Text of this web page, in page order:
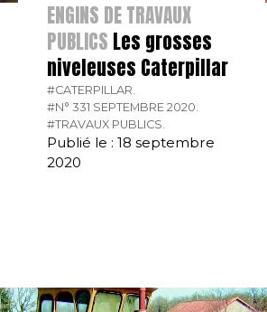
ENGINS DE TRAVAUX
PUBLICS Les grosses
niveleuses Caterpillar
#CATERPILLAR.
#N° 331 SEPTEMBRE 2020.
#TRAVAUX PUBLICS.
Publié le : 18 septembre
2020